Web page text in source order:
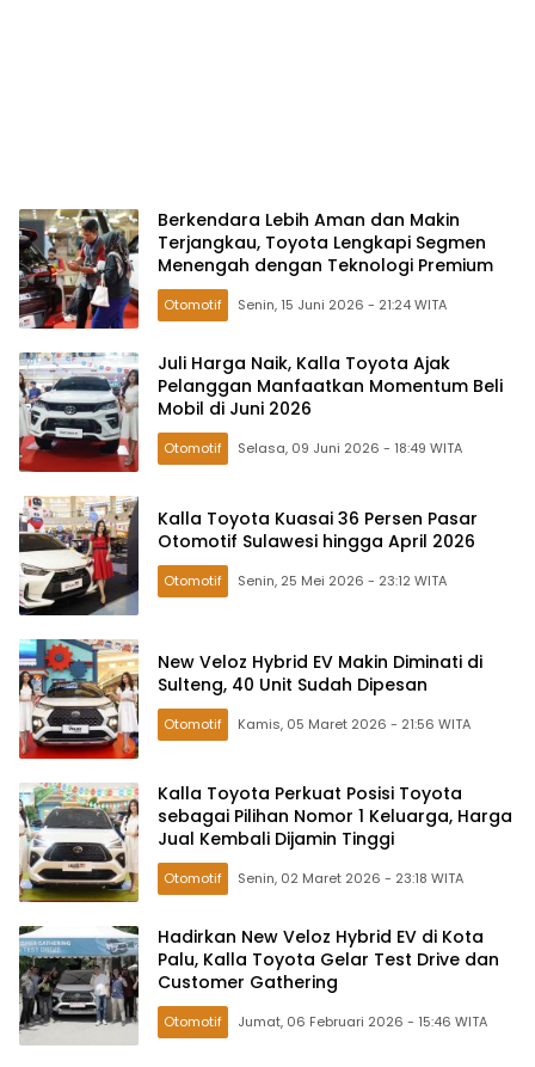
Berkendara Lebih Aman dan Makin
Terjangkau, Toyota Lengkapi Segmen
Menengah dengan Teknologi Premium
Otomotif Senin, 15 Juni 2026 - 21:24 WITA
Juli Harga Naik, Kalla Toyota Ajak
Pelanggan Manfaatkan Momentum Beli
Mobil di Juni 2026
Otomotif Selasa, 09 Juni 2026 - 18:49 WITA
Kalla Toyota Kuasai 36 Persen Pasar
Otomotif Sulawesi hingga April 2026
Otomotif Senin, 25 Mei 2026 - 23:12 WITA
New Veloz Hybrid EV Makin Diminati di
Sulteng, 40 Unit Sudah Dipesan
Otomotif Kamis, 05 Maret 2026 - 21:56 WITA
Kalla Toyota Perkuat Posisi Toyota
sebagai Pilihan Nomor 1 Keluarga, Harga
Jual Kembali Dijamin Tinggi
Otomotif Senin, 02 Maret 2026 - 23:18 WITA
Hadirkan New Veloz Hybrid EV di Kota
Palu, Kalla Toyota Gelar Test Drive dan
Customer Gathering
Otomotif Jumat, 06 Februari 2026 - 15:46 WITA